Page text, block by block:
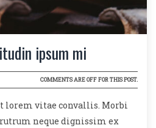
ipsum mi
COMMENTS ARE OFF FOR THIS POST.
lorem vitae convallis. Morbi
neque dignissim ex